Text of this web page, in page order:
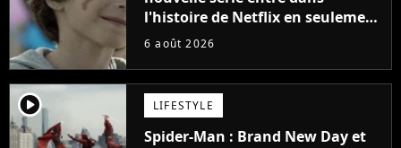
l'histoire de Netflix en seulement
48 jours
6 août 2026
player2 LIFESTYLE
Spider-Man : Brand New Day et